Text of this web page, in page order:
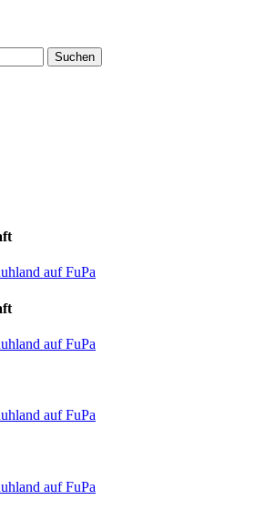
auf FuPa
auf FuPa
auf FuPa
auf FuPa